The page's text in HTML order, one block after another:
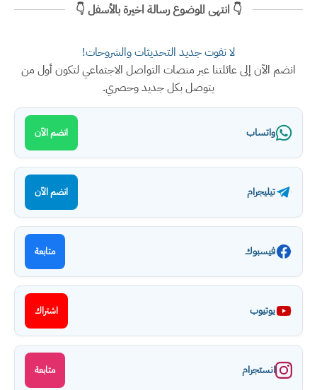
👇 انتهى الموضوع رسالة اخيرة بالأسفل 👇
لا تفوت جديد التحديثات والشروحات!
انضم الآن إلى عائلتنا عبر منصات التواصل الاجتماعي لتكون أول من
يتوصل بكل جديد وحصري.
واتساب انضم الآن
تيليجرام انضم الآن
فيسبوك متابعة
يوتيوب اشتراك
انستجرام متابعة